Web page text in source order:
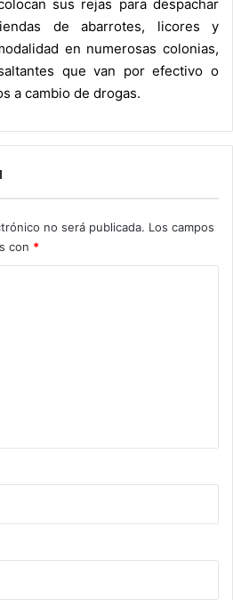
sus rejas para despachar
de abarrotes, licores y
en numerosas colonias,
que van por efectivo o
a cambio de drogas.
no será publicada. Los campos
con *